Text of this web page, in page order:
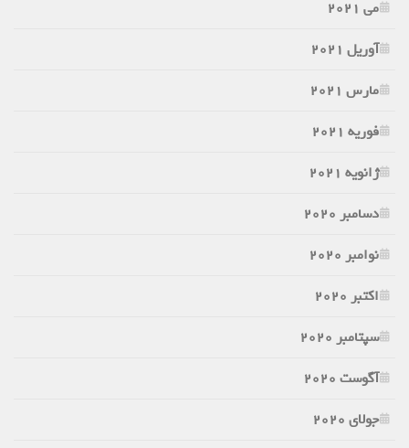
می 2021
آوریل 2021
مارس 2021
فوریه 2021
ژانویه 2021
دسامبر 2020
نوامبر 2020
اکتبر 2020
سپتامبر 2020
آگوست 2020
جولای 2020